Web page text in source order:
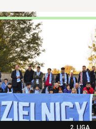
2. LIGA